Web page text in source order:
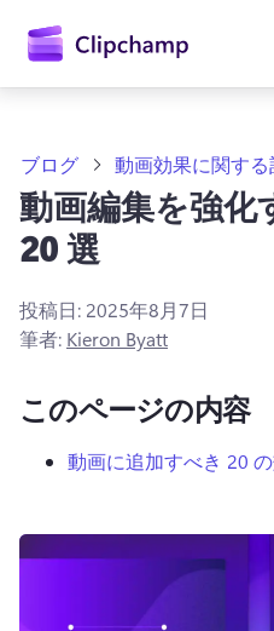
テ
ブログ 動画効果に関す
動画編集を強化
20 選
投稿日: 2025年8月7日
筆者: Kieron Byatt
このページの内容
動画に追加すべき 20